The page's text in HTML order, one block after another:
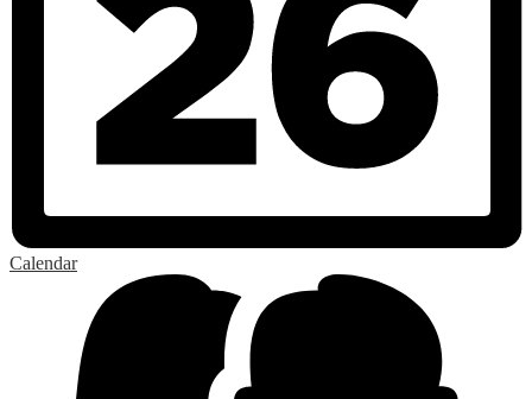
Calendar